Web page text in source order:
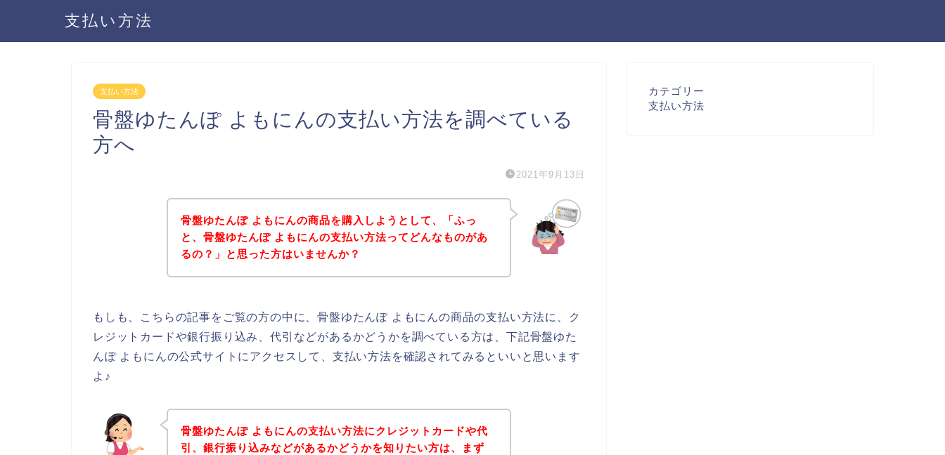
支払い方法
支払い方法
骨盤ゆたんぽ よもにんの支払い方法を調べている
方へ
2021年9月13日
骨盤ゆたんぽ よもにんの商品を購入しようとして、「ふっ
と、骨盤ゆたんぽ よもにんの支払い方法ってどんなものがあ
るの？」と思った方はいませんか？
もしも、こちらの記事をご覧の方の中に、骨盤ゆたんぽ よもにんの商品の支払い方法に、ク
レジットカードや銀行振り込み、代引などがあるかどうかを調べている方は、下記骨盤ゆた
んぽ よもにんの公式サイトにアクセスして、支払い方法を確認されてみるといいと思います
よ♪
骨盤ゆたんぽ よもにんの支払い方法にクレジットカードや代
引、銀行振り込みなどがあるかどうかを知りたい方は、まず
カテゴリー
支払い方法